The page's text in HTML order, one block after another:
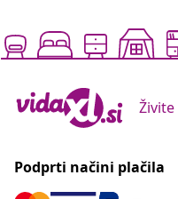
Živite
Podprti načini plačila